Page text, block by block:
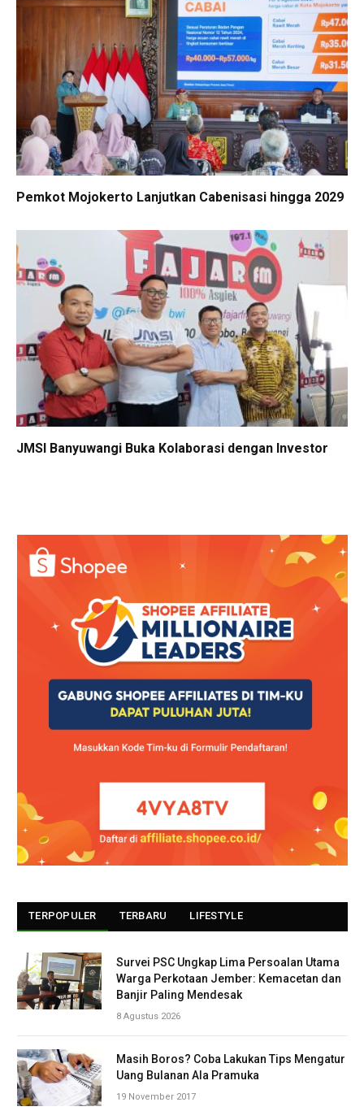
Pemkot Mojokerto Lanjutkan Cabenisasi hingga 2029
JMSI Banyuwangi Buka Kolaborasi dengan Investor
TERPOPULER TERBARU LIFESTYLE
Survei PSC Ungkap Lima Persoalan Utama
Warga Perkotaan Jember: Kemacetan dan
Banjir Paling Mendesak
8 Agustus 2026
Masih Boros? Coba Lakukan Tips Mengatur
Uang Bulanan Ala Pramuka
19 November 2017